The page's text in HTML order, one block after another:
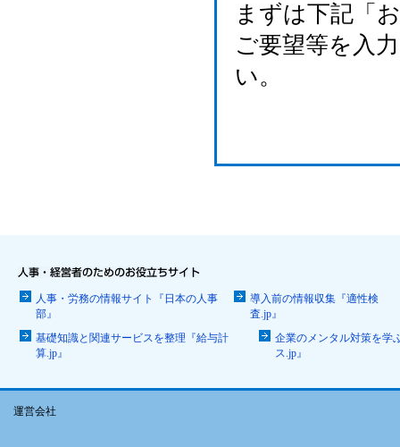
まずは下記「
ご要望等を入
い。
人事・労務の情報サイト『日本の人事
部』
導入前の情報収集『適性検
査.jp』
基礎知識と関連サービスを整理『給与計
算.jp』
企業のメンタル対策を学
ス.jp』
運営会社